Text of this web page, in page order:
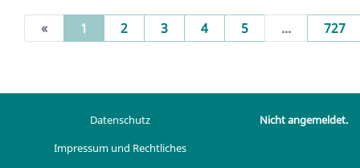
« 1 (current)
2 3 4 5 ... 727
Datenschutz
Impressum und Rechtliches
Nicht angemeldet.